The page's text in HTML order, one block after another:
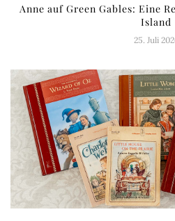
Anne auf Green Gables: Eine
Island
25. Juli